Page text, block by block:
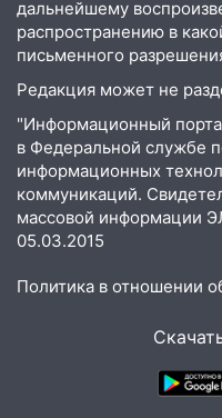
Федерации:
11:16 В
мужчину,
10:30 От
хаски: куда
области 8–9
10:11
Директора
«Нефтяной
налогов
Дети на
пешеходы. Обзор
дальнейшему
распространению в
письменного
Редакция может не
"Информационный
в Федеральной службе
информационных
коммуникаций.
массовой информации
05.03.2015
Политика в отношении